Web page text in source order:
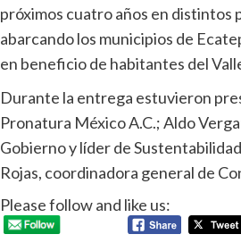
próximos cuatro años en distintos
abarcando los municipios de
en beneficio de habitantes del
Durante la entrega estuvieron
Pronatura México A.C.; Aldo
Gobierno y líder de
Rojas, coordinadora general de
Please follow and like us: